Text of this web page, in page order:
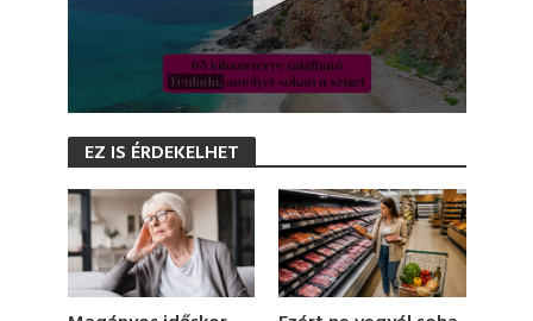
s
o
n
d
s
o
EZ IS ÉRDEKELHET